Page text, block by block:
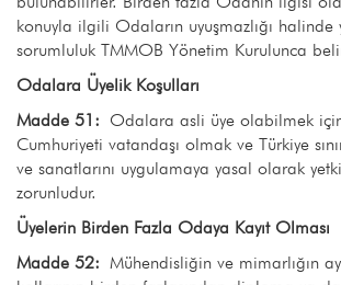
konuyla ilgili Odaların uyuşmazlığı halinde
sorumluluk TMMOB Yönetim Kurulunca
Odalara Üyelik Koşulları
Madde 51: Odalara asli üye olabilmek
Cumhuriyeti vatandaşı olmak ve Türkiye
ve sanatlarını uygulamaya yasal olarak
zorunludur.
Üyelerin Birden Fazla Odaya Kayıt Olması
Madde 52: Mühendisliğin ve mimarlığın